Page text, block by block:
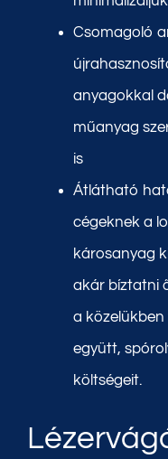
Csomagoló
anyagokkal
műanyag
is
Átlátható
cégeknek a
károsanyag
akár bíztatni
a
együtt,
költségeit.